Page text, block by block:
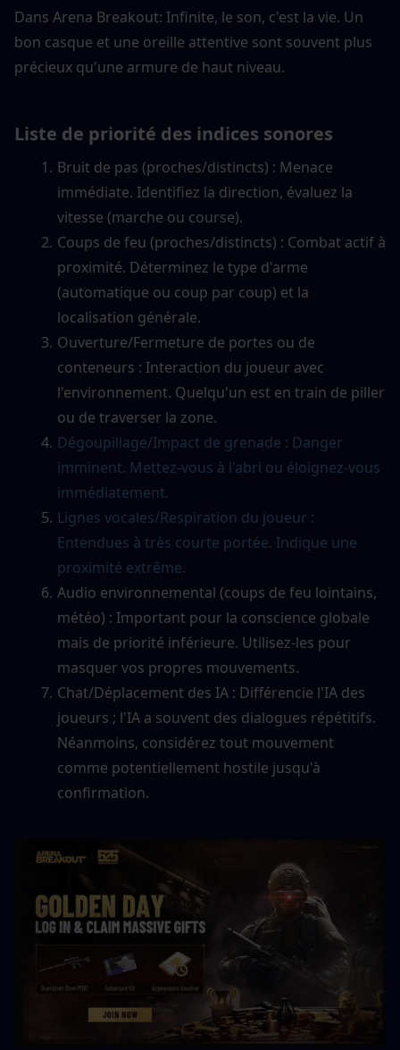
Dans Arena Breakout: Infinite, le son, c'est la vie. Un
bon casque et une oreille attentive sont souvent plus
précieux qu'une armure de haut niveau.
Liste de priorité des indices sonores
Bruit de pas (proches/distincts) : Menace
immédiate. Identifiez la direction, évaluez la
vitesse (marche ou course).
Coups de feu (proches/distincts) : Combat actif à
proximité. Déterminez le type d'arme
(automatique ou coup par coup) et la
localisation générale.
Ouverture/Fermeture de portes ou de
conteneurs : Interaction du joueur avec
l'environnement. Quelqu'un est en train de piller
ou de traverser la zone.
Dégoupillage/Impact de grenade : Danger
imminent. Mettez-vous à l'abri ou éloignez-vous
immédiatement.
Lignes vocales/Respiration du joueur :
Entendues à très courte portée. Indique une
proximité extrême.
Audio environnemental (coups de feu lointains,
météo) : Important pour la conscience globale
mais de priorité inférieure. Utilisez-les pour
masquer vos propres mouvements.
Chat/Déplacement des IA : Différencie l'IA des
joueurs ; l'IA a souvent des dialogues répétitifs.
Néanmoins, considérez tout mouvement
comme potentiellement hostile jusqu'à
confirmation.